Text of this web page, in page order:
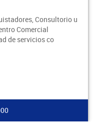
Arriendo Medellín Barrio
Oficina ubicado al frente del
Unicentro. Cerca a gran